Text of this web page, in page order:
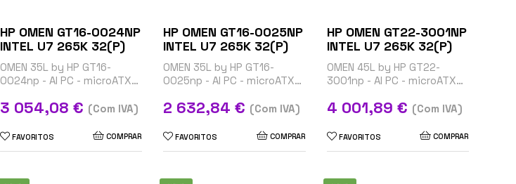
HP OMEN GT16-0024NP
INTEL U7 265K 32(P)
OMEN 35L by HP GT16-
0024np - AI PC - microATX
até 5.5 GHz - RAM 32 GB -
SSD 1 TB - NVMe,...
Preço
3 054,08 € (Com IVA)
FAVORITOS COMPRAR
HP OMEN GT16-0025NP
INTEL U7 265K 32(P)
OMEN 35L by HP GT16-
0025np - AI PC - microATX
até 5.5 GHz - RAM 32 GB -
SSD 1 TB - NVMe,...
Preço
2 632,84 € (Com IVA)
FAVORITOS COMPRAR
HP OMEN GT22-3001NP
INTEL U7 265K 32(P)
OMEN 45L by HP GT22-
3001np - AI PC - microATX
até 5.5 GHz - RAM 32 GB -
SSD 1 TB - NVMe,...
Preço
4 001,89 € (Com IVA)
FAVORITOS COMPRAR